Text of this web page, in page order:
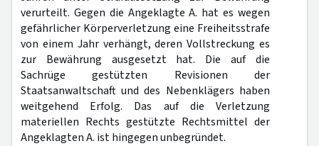
verurteilt. Gegen die Angeklagte A. hat es wegen
gefährlicher Körperverletzung eine Freiheitsstrafe
von einem Jahr verhängt, deren Vollstreckung es
zur Bewährung ausgesetzt hat. Die auf die
Sachrüge gestützten Revisionen der
Staatsanwaltschaft und des Nebenklägers haben
weitgehend Erfolg. Das auf die Verletzung
materiellen Rechts gestützte Rechtsmittel der
Angeklagten A. ist hingegen unbegründet.